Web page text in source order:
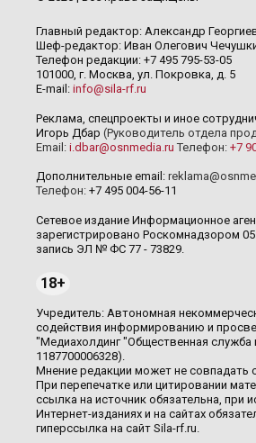
Главный редактор: Александр
Шеф-редактор: Иван Олегович
Телефон редакции: +7 495 795-53-05
101000, г. Москва, ул. Покровка, д. 5
E-mail: info@sila-rf.ru
Реклама, спецпроекты и иное
Игорь Дбар (Руководитель отдела
Email: i.dbar@osnmedia.ru Телефон: +7
Дополнительные email:
Телефон: +7 495 004-56-11
Сетевое издание Информационное
зарегистрировано Роскомнадзором
запись ЭЛ № ФС 77 - 73829.
18+
Учредитель: Автономная
содействия информированию и
"Медиахолдинг "Общественная служба
1187700006328).
Мнение редакции может не совпадать
При перепечатке или цитировании
ссылка на источник обязательна, при
Интернет-изданиях и на сайтах
гиперссылка на сайт Sila-rf.ru.